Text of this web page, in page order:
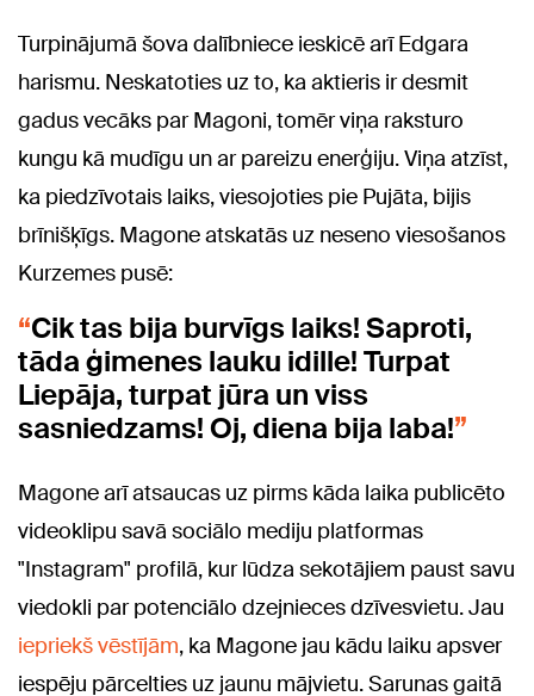
Turpinājumā šova dalībniece ieskicē arī Edgara
harismu. Neskatoties uz to, ka aktieris ir desmit
gadus vecāks par Magoni, tomēr viņa raksturo
kungu kā mudīgu un ar pareizu enerģiju. Viņa atzīst,
ka piedzīvotais laiks, viesojoties pie Pujāta, bijis
brīnišķīgs. Magone atskatās uz neseno viesošanos
Kurzemes pusē:
Cik tas bija burvīgs laiks! Saproti,
tāda ģimenes lauku idille! Turpat
Liepāja, turpat jūra un viss
sasniedzams! Oj, diena bija laba!
Magone arī atsaucas uz pirms kāda laika publicēto
videoklipu savā sociālo mediju platformas
"Instagram" profilā, kur lūdza sekotājiem paust savu
viedokli par potenciālo dzejnieces dzīvesvietu. Jau
iepriekš vēstījām, ka Magone jau kādu laiku apsver
iespēju pārcelties uz jaunu mājvietu. Sarunas gaitā